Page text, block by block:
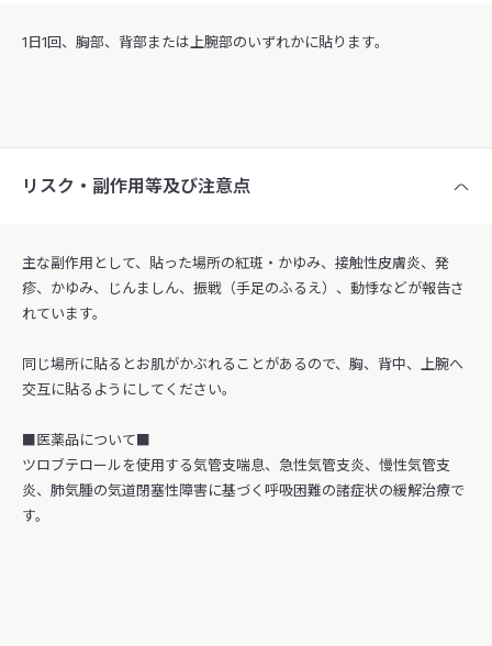
1日1回、胸部、背部または上腕部のいずれかに貼ります。
リスク・副作用等及び注意点
主な副作用として、貼った場所の紅斑・かゆみ、接触性皮膚炎、発
疹、かゆみ、じんましん、振戦（手足のふるえ）、動悸などが報告さ
れています。
同じ場所に貼るとお肌がかぶれることがあるので、胸、背中、上腕へ
交互に貼るようにしてください。
■医薬品について■
ツロブテロールを使用する気管支喘息、急性気管支炎、慢性気管支
炎、肺気腫の気道閉塞性障害に基づく呼吸困難の諸症状の緩解治療で
す。